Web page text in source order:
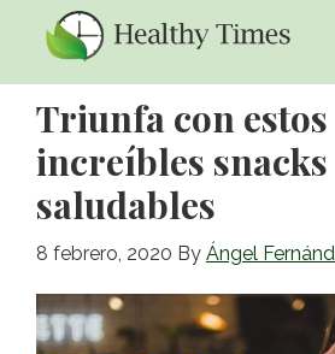
contenido
principal
la
barra
lateral
primaria
Healthy
Times
Healthy
Times
Triunfa con estos
increíbles
saludables
8 febrero, 2020 By Ángel